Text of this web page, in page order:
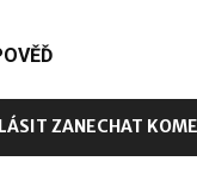
ZANECHAT